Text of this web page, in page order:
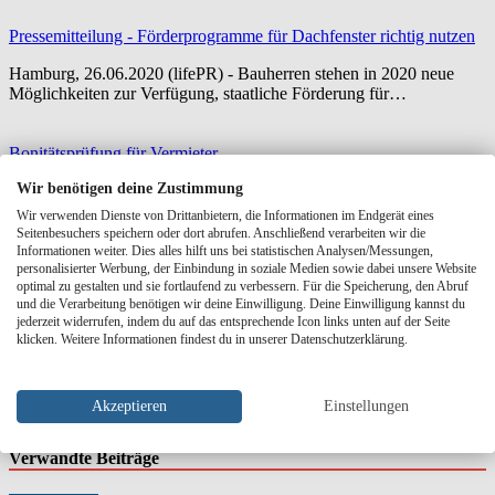
Pressemitteilung - Förderprogramme für Dachfenster richtig nutzen
Hamburg, 26.06.2020 (lifePR) - Bauherren stehen in 2020 neue
Möglichkeiten zur Verfügung, staatliche Förderung für…
Bonitätsprüfung für Vermieter
Als Vermieter ist die Bonität und Zahlungsfähigkeit Ihrer
potenziellen Mieter entscheidend für die Sicherheit und…
Kostenlos & in 2 Minuten
Was ist Ihre Wohnung aktuell wert?
Marktmiete prüfen →
Verwandte Beiträge
Wir benötigen deine Zustimmung
Wir verwenden Dienste von Drittanbietern, die Informationen im Endgerät eines
Seitenbesuchers speichern oder dort abrufen. Anschließend verarbeiten wir die
Informationen weiter. Dies alles hilft uns bei statistischen Analysen/Messungen,
personalisierter Werbung, der Einbindung in soziale Medien sowie dabei unsere Website
optimal zu gestalten und sie fortlaufend zu verbessern. Für die Speicherung, den Abruf
und die Verarbeitung benötigen wir deine Einwilligung. Deine Einwilligung kannst du
jederzeit widerrufen, indem du auf das entsprechende Icon links unten auf der Seite
klicken. Weitere Informationen findest du in unserer Datenschutzerklärung.
Akzeptieren Einstellungen